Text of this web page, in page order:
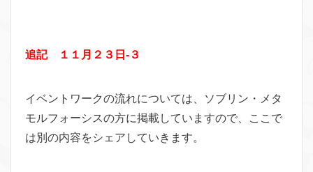
追記 １１月２３日-３
イベントワークの流れについては、ソブリン・メタ
モルフォーシスの方に掲載していますので、ここで
は別の内容をシェアしていきます。